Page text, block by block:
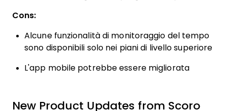
Cons:
Alcune funzionalità di monitoraggio del tempo
sono disponibili solo nei piani di livello superiore
L'app mobile potrebbe essere migliorata
New Product Updates from Scoro